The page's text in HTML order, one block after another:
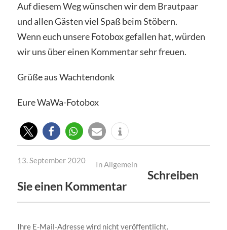
Auf diesem Weg wünschen wir dem Brautpaar
und allen Gästen viel Spaß beim Stöbern.
Wenn euch unsere Fotobox gefallen hat, würden
wir uns über einen Kommentar sehr freuen.
Grüße aus Wachtendonk
Eure WaWa-Fotobox
13. September 2020 InAllgemein
Schreiben
Sie einen Kommentar
Ihre E-Mail-Adresse wird nicht veröffentlicht.